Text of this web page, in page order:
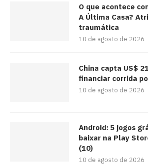
O que acontece
A Última Casa?
traumática
10 de agosto de 2026
China capta US$
financiar corrida
10 de agosto de 2026
Android: 5 jogos
baixar na Play
(10)
10 de agosto de 2026